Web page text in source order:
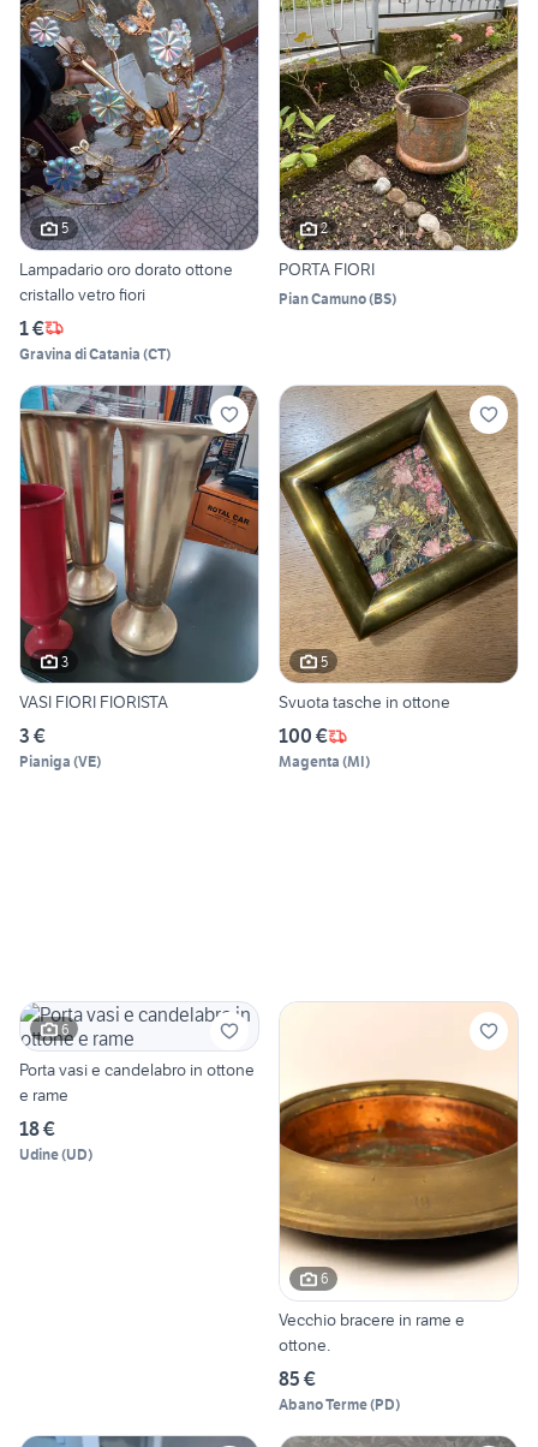
5
Lampadario oro dorato ottone
cristallo vetro fiori
1 €
Gravina di Catania (CT)
2
PORTA FIORI
Pian Camuno(BS)
3
VASI FIORI FIORISTA
3 €
Pianiga (VE)
5
Svuota tasche in ottone
100 €
Magenta (MI)
6
Porta vasi e candelabro in ottone
e rame
18 €
Udine(UD)
6
Vecchio bracere in rame e
ottone.
85 €
Abano Terme(PD)